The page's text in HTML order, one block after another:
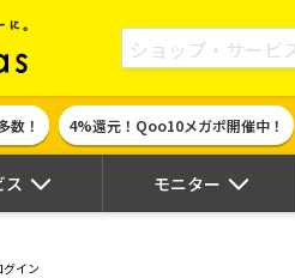
ポイント貯めて現金やギフト券に交換で
数！ 4%還元！Qoo10メガポ開催中！
ス モニター
グイン